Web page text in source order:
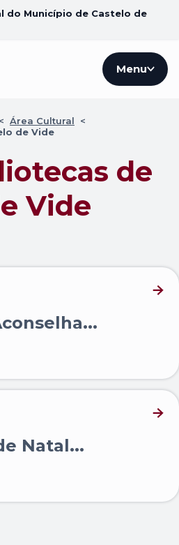
do Município de Castelo de
Menu
Área Cultural <
de Vide
de
Vide
Natal...